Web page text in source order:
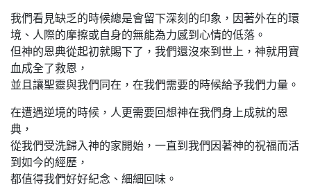
我們看見缺乏的時候總是會留下深刻的印象，因著外在的環
境、人際的摩擦或自身的無能為力感到心情的低落。
但神的恩典從起初就賜下了，我們還沒來到世上，神就用寶
血成全了救恩，
並且讓聖靈與我們同在，在我們需要的時候給予我們力量。
在遭遇逆境的時候，人更需要回想神在我們身上成就的恩
典，
從我們受洗歸入神的家開始，一直到我們因著神的祝福而活
到如今的經歷，
都值得我們好好紀念、細細回味。